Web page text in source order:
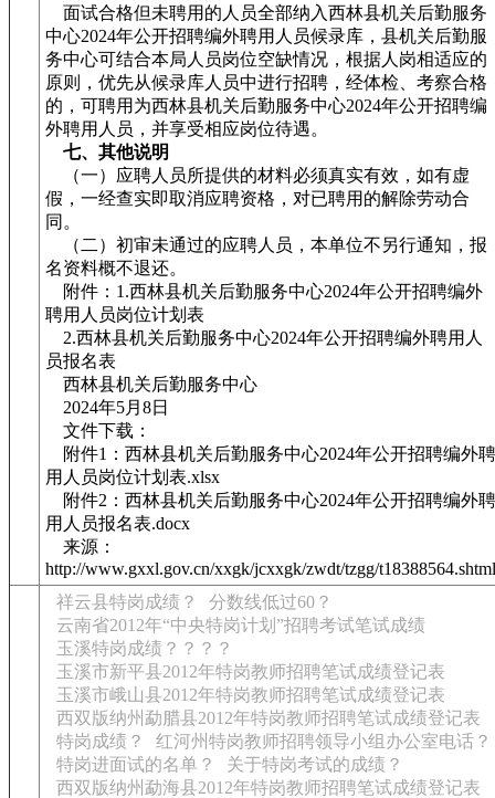
面试合格但未聘用的人员全部纳入西林县机关后勤服务
中心2024年公开招聘编外聘用人员候录库，县机关后勤服
务中心可结合本局人员岗位空缺情况，根据人岗相适应的
原则，优先从候录库人员中进行招聘，经体检、考察合格
的，可聘用为西林县机关后勤服务中心2024年公开招聘编
外聘用人员，并享受相应岗位待遇。
七、其他说明
（一）应聘人员所提供的材料必须真实有效，如有虚
假，一经查实即取消应聘资格，对已聘用的解除劳动合
同。
（二）初审未通过的应聘人员，本单位不另行通知，报
名资料概不退还。
附件：1.西林县机关后勤服务中心2024年公开招聘编外
聘用人员岗位计划表
2.西林县机关后勤服务中心2024年公开招聘编外聘用人
员报名表
西林县机关后勤服务中心
2024年5月8日
文件下载：
附件1：西林县机关后勤服务中心2024年公开招聘编外聘
用人员岗位计划表.xlsx
附件2：西林县机关后勤服务中心2024年公开招聘编外聘
用人员报名表.docx
来源：
http://www.gxxl.gov.cn/xxgk/jcxxgk/zwdt/tzgg/t18388564.shtml
祥云县特岗成绩？
分数线低过60？
云南省2012年“中央特岗计划”招聘考试笔试成绩
玉溪特岗成绩？？？？
玉溪市新平县2012年特岗教师招聘笔试成绩登记表
玉溪市峨山县2012年特岗教师招聘笔试成绩登记表
西双版纳州勐腊县2012年特岗教师招聘笔试成绩登记表
特岗成绩？
红河州特岗教师招聘领导小组办公室电话？
特岗进面试的名单？
关于特岗考试的成绩？
西双版纳州勐海县2012年特岗教师招聘笔试成绩登记表